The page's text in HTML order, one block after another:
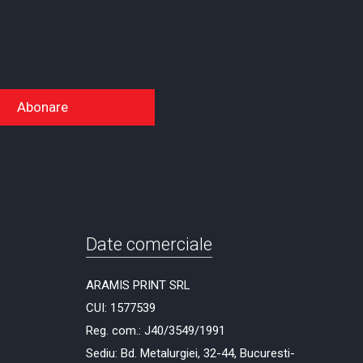
Abonare
Date comerciale
ARAMIS PRINT SRL
CUI: 1577539
Reg. com.: J40/3549/1991
Sediu: Bd. Metalurgiei, 32-44, Bucuresti-